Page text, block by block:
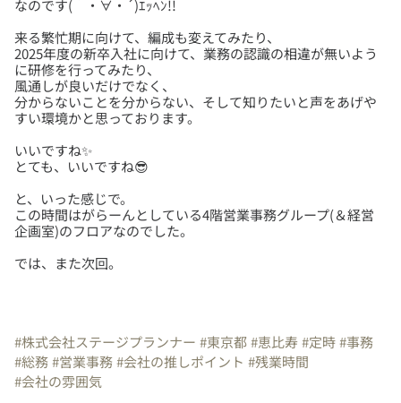
来る繁忙期に向けて、編成も変えてみたり、
2025年度の新卒入社に向けて、業務の認識の相違が無いよう
に研修を行ってみたり、
風通しが良いだけでなく、
分からないことを分からない、そして知りたいと声をあげや
いいですね✨
と、いった感じで。
この時間はがらーんとしている4階営業事務グループ(＆経営
では、また次回。
#株式会社ステージプランナー #東京都#恵比寿#定時#事務
#総務#営業事務#会社の推しポイント #残業時間
#会社の雰囲気